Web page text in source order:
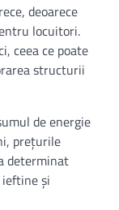
deoarece
locuitori.
ceea ce poate
structurii
de energie
prețurile
determinat
și